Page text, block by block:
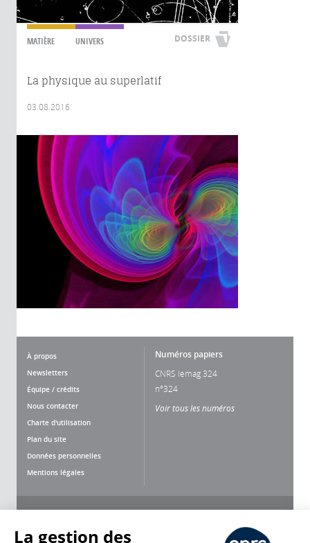
MATIÈRE UNIVERS DOSSIER
La physique au superlatif
03.08.2016
À propos
Newsletters
Équipe / crédits
Nous contacter
Charte d'utilisation
Plan du site
Données personnelles
Mentions légales
Numéros papiers
CNRS lemag 324
n°324
Voir tous les numéros
La gestion des